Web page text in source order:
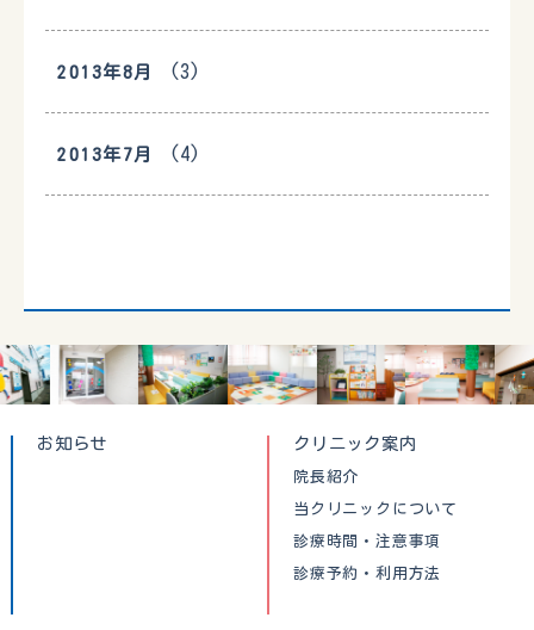
2013年8月 (3)
2013年7月 (4)
お知らせ クリニック案内
院長紹介
当クリニックについて
診療時間・注意事項
診療予約・利用方法